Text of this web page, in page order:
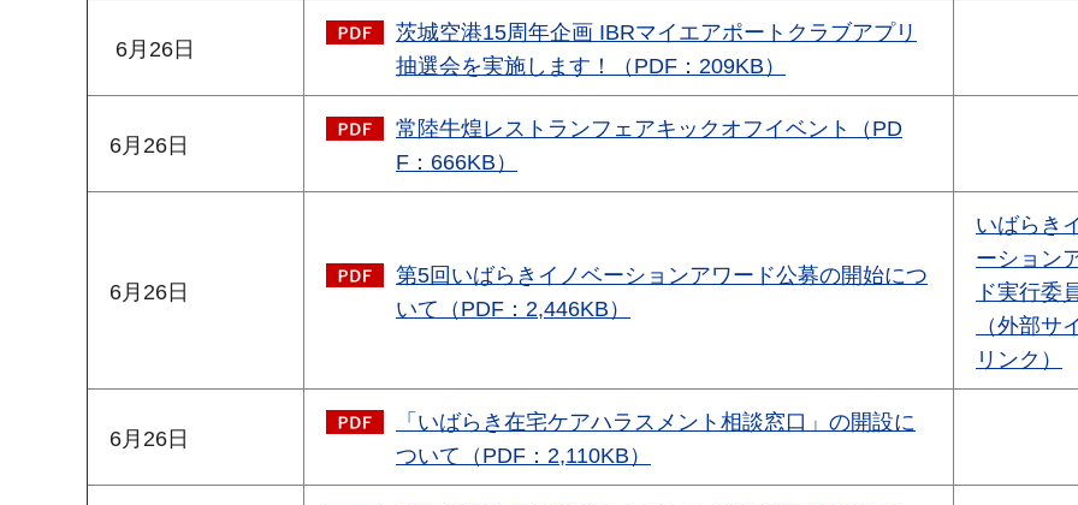
6月26日
茨城空港15周年企画 IBRマイエアポートクラブアプリ
抽選会を実施します！（PDF：209KB）
6月26日
常陸牛煌レストランフェアキックオフイベント（PD
F：666KB）
6月26日
第5回いばらきイノベーションアワード公募の開始につ
いて（PDF：2,446KB）
いばらき
ーション
ド実行委
（外部サ
リンク）
6月26日
「いばらき在宅ケアハラスメント相談窓口」の開設に
ついて（PDF：2,110KB）